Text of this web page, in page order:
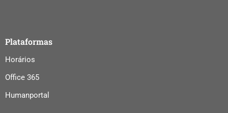
Plataformas
Horários
Office 365
Humanportal